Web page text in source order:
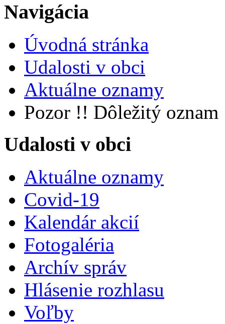
Navigácia
Úvodná stránka
Udalosti v obci
Aktuálne oznamy
Pozor !! Dôležitý oznam
Udalosti v obci
Aktuálne oznamy
Covid-19
Kalendár akcií
Fotogaléria
Archív správ
Hlásenie rozhlasu
Voľby